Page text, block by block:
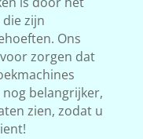
zijn
Ons
zorgen dat
nog belangrijker,
zien, zodat u